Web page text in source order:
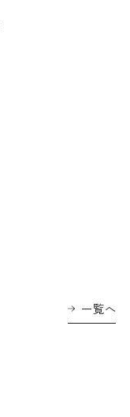
一覧へ